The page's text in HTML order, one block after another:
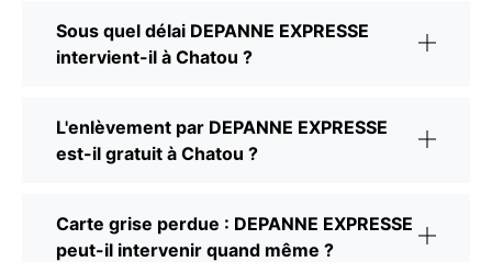
Sous quel délai DEPANNE EXPRESSE
intervient-il à Chatou ?
L'enlèvement par DEPANNE EXPRESSE
est-il gratuit à Chatou ?
Carte grise perdue : DEPANNE EXPRESSE
peut-il intervenir quand même ?